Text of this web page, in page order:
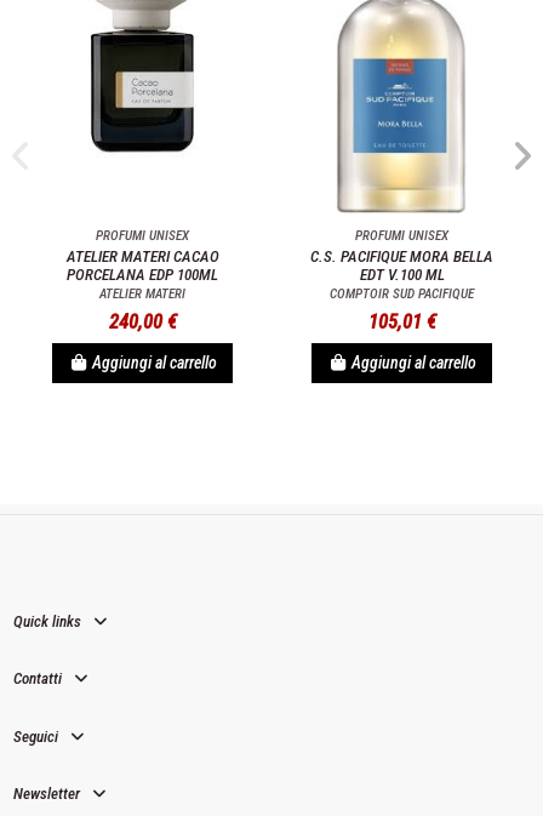
PROFUMI UNISEX
ATELIER MATERI CACAO
PORCELANA EDP 100ML
ATELIER MATERI
240,00 €
Aggiungi al carrello
PROFUMI UNISEX
C.S. PACIFIQUE MORA BELLA
EDT V.100 ML
COMPTOIR SUD PACIFIQUE
105,01 €
Aggiungi al carrello
Quick links
Contatti
Seguici
Newsletter